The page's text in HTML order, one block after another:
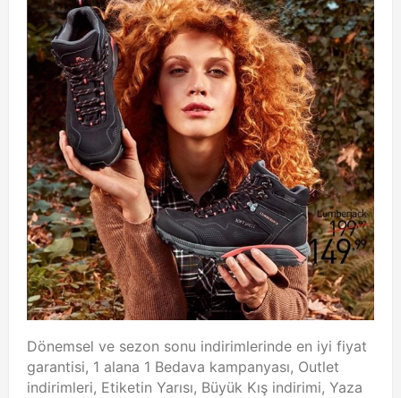
Dönemsel ve sezon sonu indirimlerinde en iyi fiyat
garantisi, 1 alana 1 Bedava kampanyası, Outlet
indirimleri, Etiketin Yarısı, Büyük Kış indirimi, Yaza